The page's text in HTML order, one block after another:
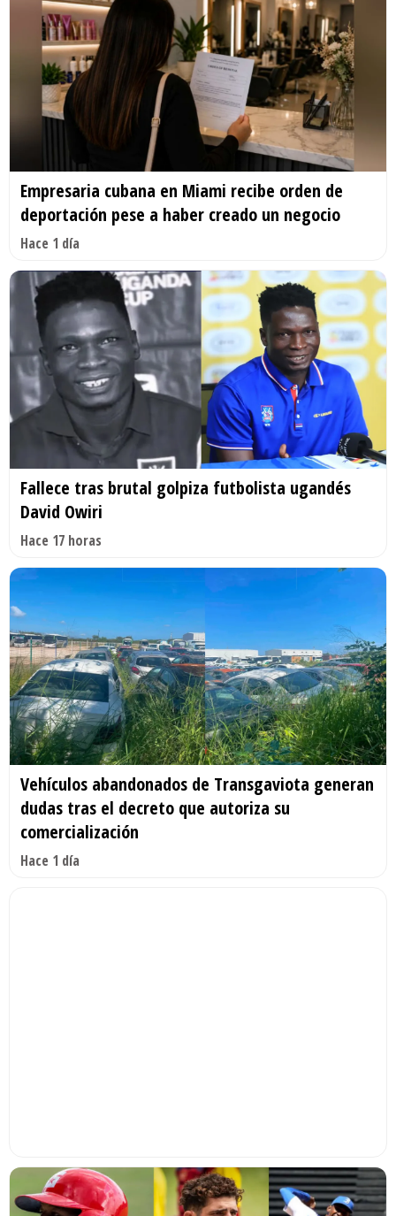
Empresaria cubana en Miami recibe orden de
deportación pese a haber creado un negocio
Hace 1 día
Fallece tras brutal golpiza futbolista ugandés
David Owiri
Hace 17 horas
Vehículos abandonados de Transgaviota generan
dudas tras el decreto que autoriza su
comercialización
Hace 1 día